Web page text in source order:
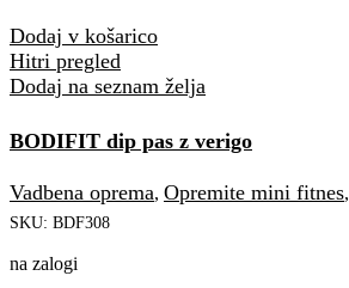
Dodaj v košarico
Hitri pregled
Dodaj na seznam želja
BODIFIT dip pas z verigo
Vadbena oprema, Opremite mini fitnes,
SKU: BDF308
na zalogi